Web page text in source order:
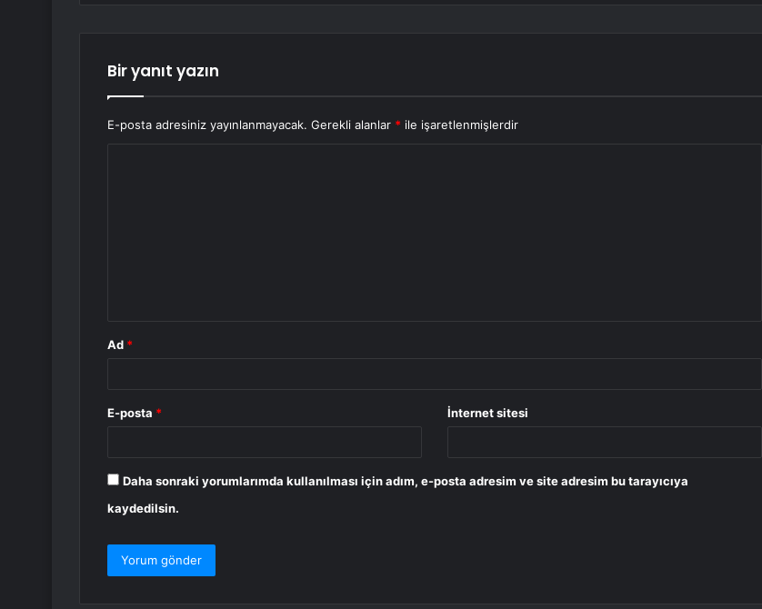
Bir yanıt yazın
E-posta adresiniz yayınlanmayacak. Gerekli alanlar * ile işaretlenmişlerdir
Ad *
E-posta * İnternet sitesi
Daha sonraki yorumlarımda kullanılması için adım, e-posta adresim ve site adresim bu tarayıcıya
kaydedilsin.